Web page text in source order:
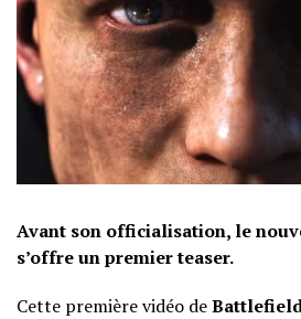
Avant son officialisation, le
s’offre un premier teaser.
Cette première vidéo de